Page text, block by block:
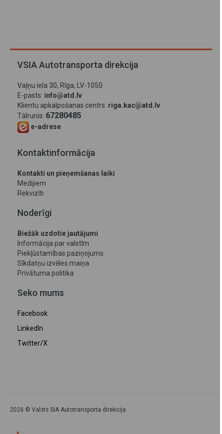
VSIA Autotransporta direkcija
Vaļņu iela 30, Rīga, LV-1050
E-pasts: info@atd.lv
Klientu apkalpošanas centrs: riga.kac@atd.lv
Tālrunis: 67280485
e-adrese
Kontaktinformācija
Kontakti un pieņemšanas laiki
Medijiem
Rekvizīti
Noderīgi
Biežāk uzdotie jautājumi
Informācija par valstīm
Piekļūstamības paziņojums
Sīkdatņu izvēles maiņa
Privātuma politika
Seko mums
Facebook
LinkedIn
Twitter/X
2026 © Valsts SIA Autotransporta direkcija